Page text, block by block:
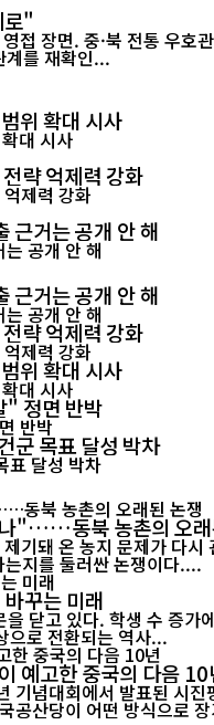
로"
계를 재확인...
위 확대 시사
략 억제력 강화
근거는 공개 안 해
근거는 공개 안 해
략 억제력 강화
위 확대 시사
정면 반박
목표 달성 박차
나"……동북 농촌의 오
기돼 온 농지 문제가 다
지를 둘러싼 논쟁이다....
꾸는 미래
닫고 있다. 학생 수 증
으로 전환되는 역사...
예고한 중국의 다음 10
념대회에서 발표된 시
공산당이 어떤 방식으로